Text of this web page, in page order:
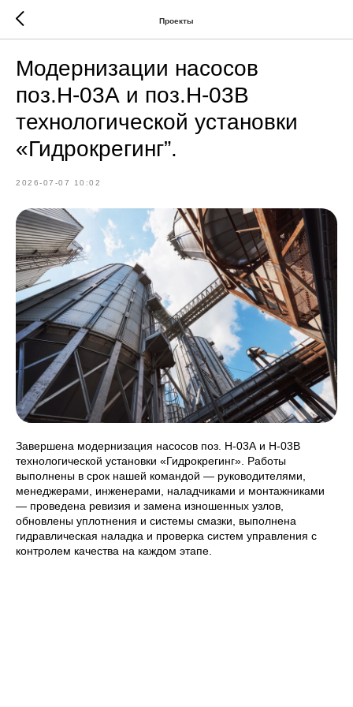
Проекты
Модернизации насосов
поз.Н-03А и поз.Н-03В
технологической установки
«Гидрокрегинг”.
2026-07-07 10:02
Завершена модернизация насосов поз. Н‑03А и Н‑03В
технологической установки «Гидрокрегинг». Работы
выполнены в срок нашей командой — руководителями,
менеджерами, инженерами, наладчиками и монтажниками
— проведена ревизия и замена изношенных узлов,
обновлены уплотнения и системы смазки, выполнена
гидравлическая наладка и проверка систем управления с
контролем качества на каждом этапе.